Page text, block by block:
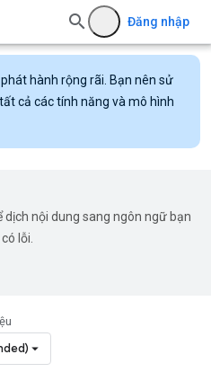
Đăng nhập
hành rộng rãi. Bạn nên sử
cả các tính năng và mô hình
dịch nội dung sang ngôn ngữ bạn
lỗi.